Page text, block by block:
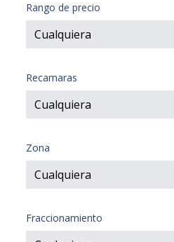
Rango de precio
Recamaras
Zona
Fraccionamiento